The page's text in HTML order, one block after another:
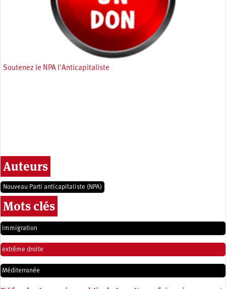
Soutenez le NPA l'Anticapitaliste
Auteurs
Nouveau Parti anticapitaliste (NPA)
Mots clés
immigration
extrême droite
Méditerranée